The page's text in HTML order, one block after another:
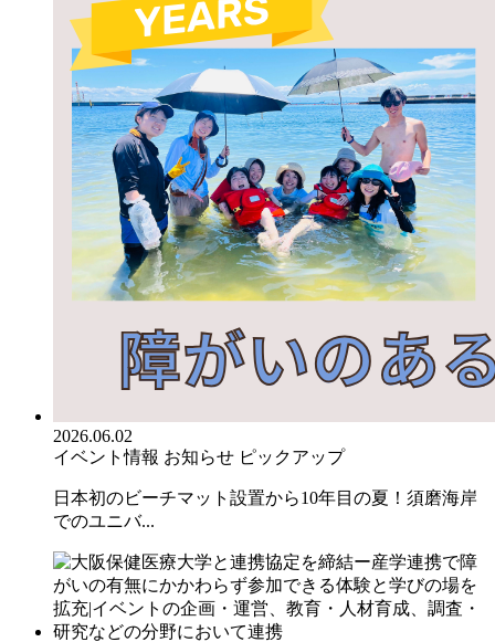
2026.06.02
イベント情報 お知らせ ピックアップ
日本初のビーチマット設置から10年目の夏！須磨海岸
でのユニバ...